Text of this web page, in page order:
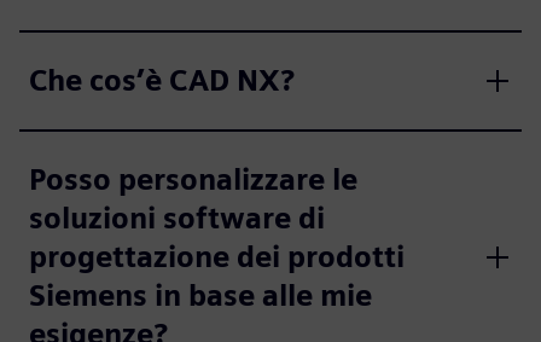
Che cos’è CAD NX?
Posso personalizzare le
soluzioni software di
progettazione dei prodotti
Siemens in base alle mie
esigenze?